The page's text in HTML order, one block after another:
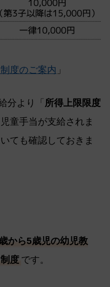
度のご案内 」
分より「 所得上限限度
童手当が支給されま
ても確認しておきま
から5歳児の幼児教
度 です。